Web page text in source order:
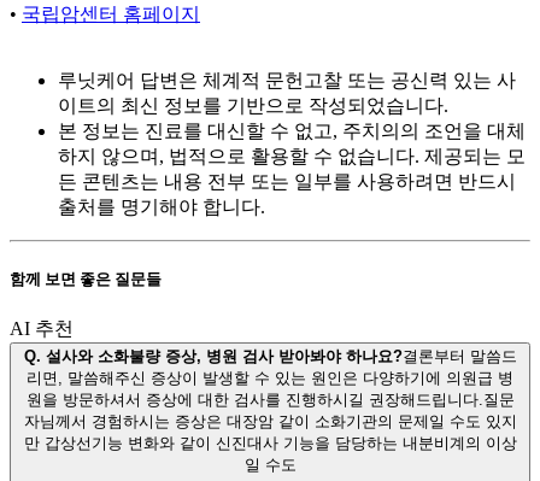
• 국립암센터 홈페이지
루닛케어 답변은 체계적 문헌고찰 또는 공신력 있는 사
이트의 최신 정보를 기반으로 작성되었습니다.
본 정보는 진료를 대신할 수 없고, 주치의의 조언을 대체
하지 않으며, 법적으로 활용할 수 없습니다. 제공되는 모
든 콘텐츠는 내용 전부 또는 일부를 사용하려면 반드시
출처를 명기해야 합니다.
함께 보면 좋은 질문들
AI 추천
Q. 설사와 소화불량 증상, 병원 검사 받아봐야 하나요?결론부터 말씀드
리면, 말씀해주신 증상이 발생할 수 있는 원인은 다양하기에 의원급 병
원을 방문하셔서 증상에 대한 검사를 진행하시길 권장해드립니다.질문
자님께서 경험하시는 증상은 대장암 같이 소화기관의 문제일 수도 있지
만 갑상선기능 변화와 같이 신진대사 기능을 담당하는 내분비계의 이상
일 수도